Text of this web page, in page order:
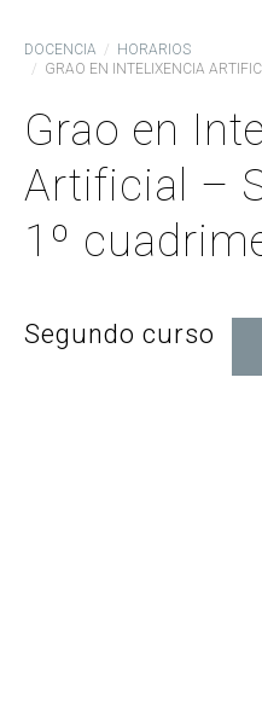
DOCENCIA
HORARIOS
GRAO EN INTELIXENCIA
Grao en
Artificial –
1º
Segundo curso